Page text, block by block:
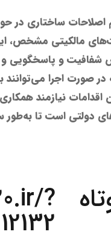
اصلاحات ساختاری در
مالکیتی مشخص،
شفافیت و پاسخگویی
صورت اجرا می‌توانند
اقدامات نیازمند
دولتی است تا به‌طور
?